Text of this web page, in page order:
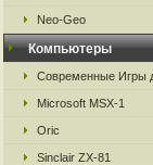
Neo-Geo
Компьютеры
Современные Игры
Microsoft MSX-1
Oric
Sinclair ZX-81